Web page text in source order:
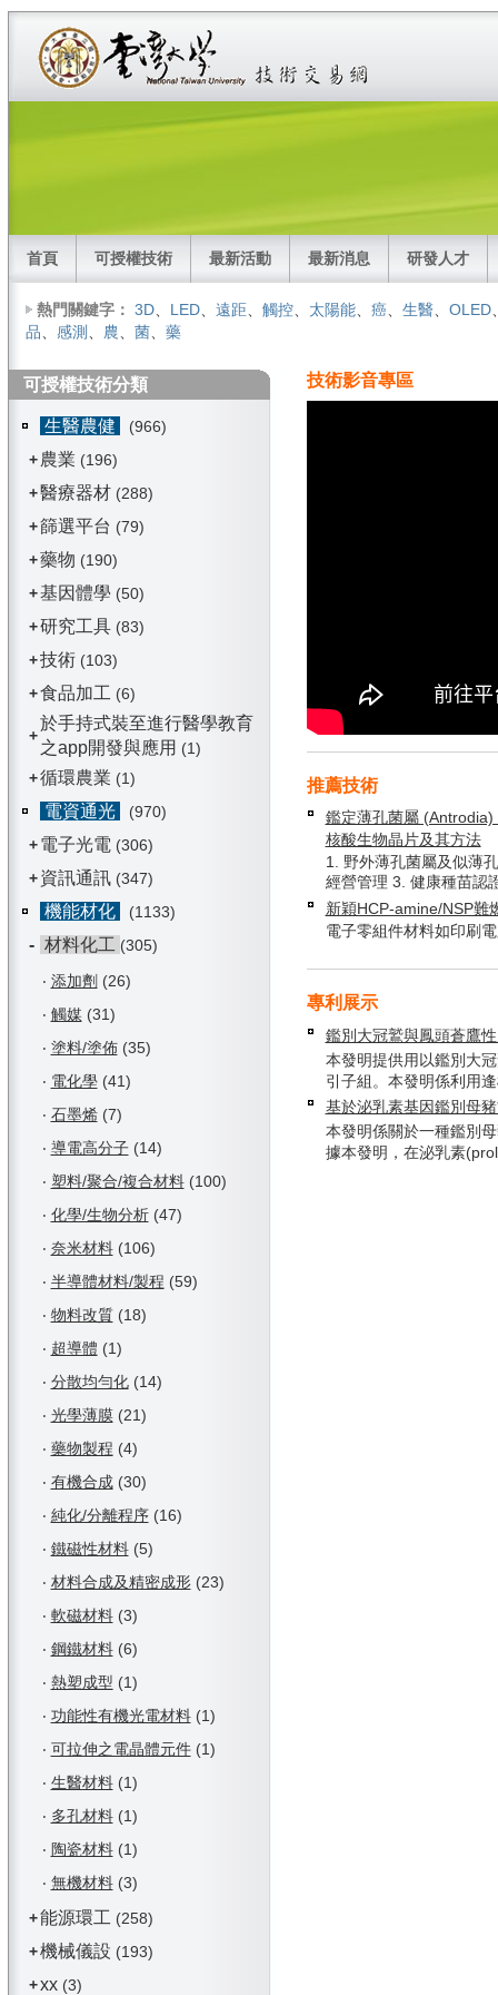
首頁 可授權技術 最新活動 最新消息 研發人才
熱門關鍵字： 3D、 LED、 遠距、 觸控、 太陽能、 癌、 生醫、 OLED
品、 感測 、 農、 菌、 藥
可授權技術分類
生醫農健
(966)
+ 農業 (196)
+醫療器材 (288)
+篩選平台 (79)
+藥物 (190)
+基因體學 (50)
+研究工具(83)
+技術(103)
+食品加工 (6)
+
於手持式裝至進行醫學教育
之app開發與應用 (1)
+循環農業 (1)
電資通光
(970)
+ 電子光電 (306)
+ 資訊通訊(347)
機能材化 (1133)
- 材料化工 (305)
‧ 添加劑 (26)
‧ 觸媒(31)
‧ 塗料/塗佈(35)
‧ 電化學(41)
‧ 石墨烯(7)
‧ 導電高分子(14)
‧ 塑料/聚合/複合材料(100)
‧ 化學/生物分析(47)
‧ 奈米材料(106)
‧ 半導體材料/製程 (59)
‧ 物料改質(18)
‧ 超導體 (1)
‧ 分散均勻化(14)
‧ 光學薄膜(21)
‧ 藥物製程 (4)
‧ 有機合成(30)
‧ 純化/分離程序(16)
‧ 鐵磁性材料(5)
‧ 材料合成及精密成形(23)
‧ 軟磁材料(3)
‧ 鋼鐵材料(6)
‧ 熱塑成型 (1)
‧ 功能性有機光電材料(1)
‧ 可拉伸之電晶體元件(1)
‧ 生醫材料(1)
‧ 多孔材料(1)
‧ 陶瓷材料(1)
‧ 無機材料(3)
+能源環工 (258)
+機械儀設 (193)
+xx(3)
技術影音專區
推薦技術
鑑定薄孔菌屬
核酸生物晶片及其方法
1. 野外薄孔菌屬及似薄
經營管理 3. 健康種苗認
新穎HCP-amine/NSP難
電子零組件材料如印刷
專利展示
鑑別大冠鷲與鳳頭蒼鷹
本發明提供用以鑑別大
引子組。本發明係利用
基於泌乳素基因鑑別母
本發明係關於一種鑑別
據本發明，在泌乳素